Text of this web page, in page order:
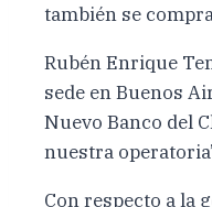
también se
Rubén Enrique
sede en Buenos
Nuevo Banco del
nuestra
Con respecto a la